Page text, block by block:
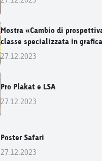
Mostra «Cambio di
classe specializzata in grafica
27.12.2023
Pro Plakat e LSA
27.12.2023
Poster Safari
27.12.2023